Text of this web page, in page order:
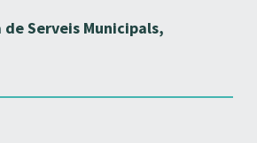
de Serveis Municipals,